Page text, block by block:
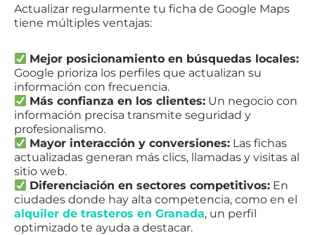
Actualizar regularmente tu ficha de Google Maps
tiene múltiples ventajas:
Mejor posicionamiento en búsquedas locales:
Google prioriza los perfiles que actualizan su
información con frecuencia.
Más confianza en los clientes: Un negocio con
información precisa transmite seguridad y
profesionalismo.
Mayor interacción y conversiones: Las fichas
actualizadas generan más clics, llamadas y visitas al
sitio web.
Diferenciación en sectores competitivos: En
ciudades donde hay alta competencia, como en el
alquiler de trasteros en Granada, un perfil
optimizado te ayuda a destacar.